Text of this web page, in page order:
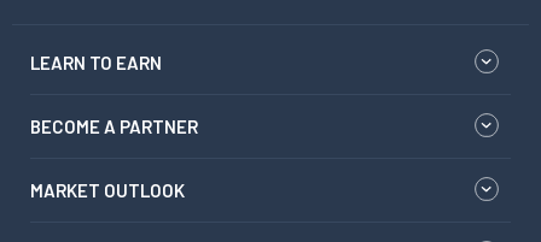
LEARN TO EARN
BECOME A PARTNER
MARKET OUTLOOK